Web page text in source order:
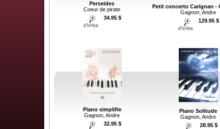
Perseides
Coeur de pirate
34.95 $
Petit concerto Carignan -
Gagnon, Andre
129.95 $
Piano simplifie
Gagnon, Andre
32.95 $
Piano Solitude
Gagnon, Andre
28.95 $